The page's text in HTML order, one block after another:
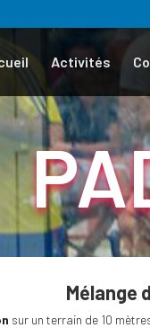
Activités
Mélange
sur un terrain de 10